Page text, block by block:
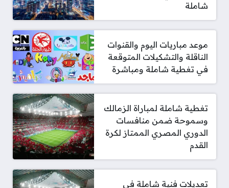
شاملة
موعد مباريات اليوم والقنوات
الناقلة والتشكيلات المتوقعة
في تغطية شاملة ومباشرة
تغطية شاملة لمباراة الزمالك
وسموحة ضمن منافسات
الدوري المصري الممتاز لكرة
القدم
تعديلات فنية شاملة في